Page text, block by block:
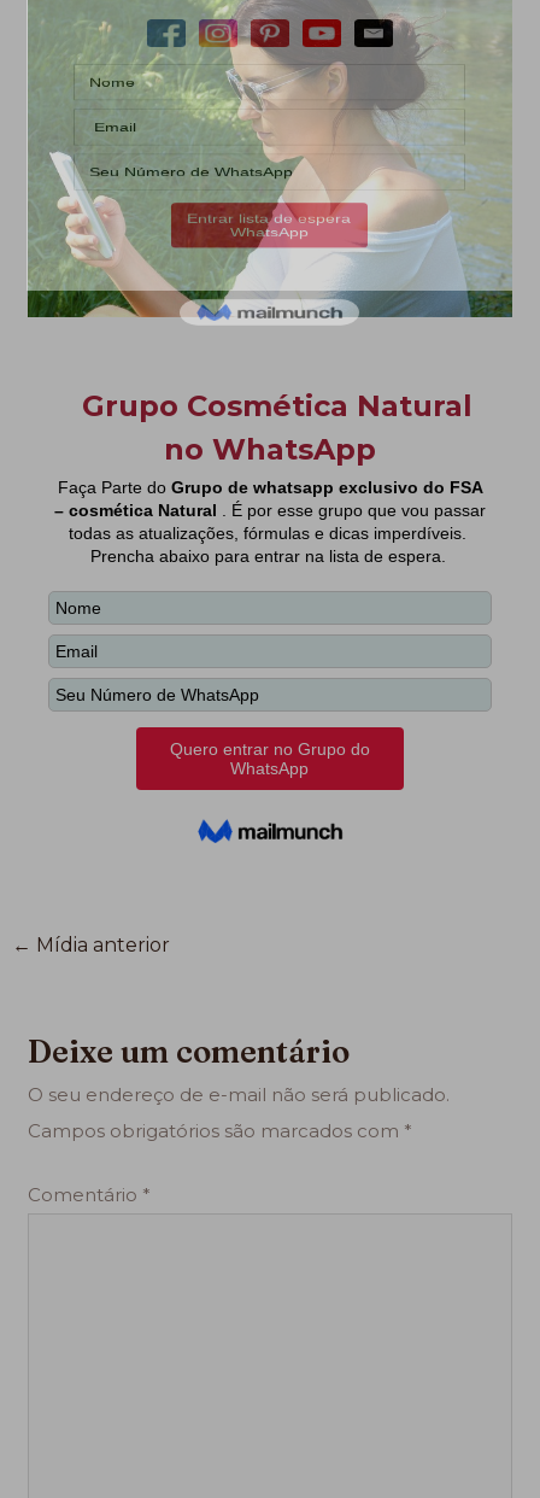
← Mídia anterior
Deixe um comentário
O seu endereço de e-mail não será publicado.
Campos obrigatórios são marcados com *
Comentário *